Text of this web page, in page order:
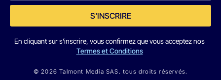
S'INSCRIRE
En cliquant sur s'inscrire, vous confirmez que vous acceptez nos
Termes et Conditions
© 2026 Talmont Media SAS. tous droits réservés.